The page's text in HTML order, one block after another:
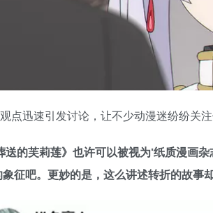
点迅速引发讨论，让不少动漫迷纷纷关注
送的芙莉莲》也许可以被视为‘纸质漫画
象征吧。更妙的是，这么讲述转折的故